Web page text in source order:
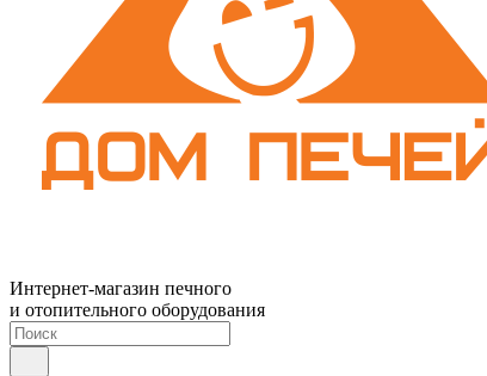
Интернет-магазин печного
и отопительного оборудования